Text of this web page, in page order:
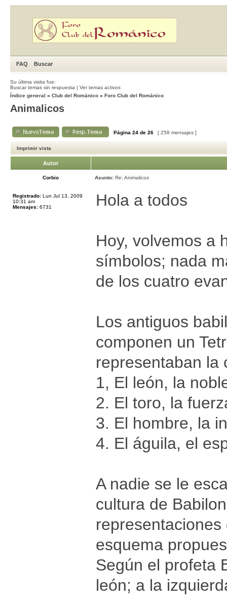
FAQ Buscar
Su última visita fue:
Buscar temas sin respuesta | Ver temas activos
Índice general » Club del Románico » Foro Club del Románico
Animalicos
Página 24 de 26 [ 258 mensajes ]
Imprimir vista
Autor
Corbio Asunto: Re: Animalicos
Registrado: Lun Jul 13, 2009
10:31 am
Mensajes: 6731 Hola a todos
Hoy, volvemos a
símbolos; nada
de los cuatro
Los antiguos
componen un
representaban la
1, El león, la
2. El toro, la
3. El hombre, la
4. El águila, el
A nadie se le
cultura de
esquema
Según el profeta
león; a la